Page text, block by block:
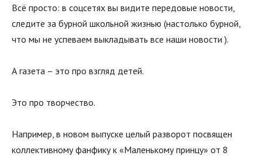
Всё просто: в соцсетях вы видите передовые новости,
следите за бурной школьной жизнью (настолько бурной,
что мы не успеваем выкладывать все наши новости ).
А газета – это про взгляд детей.
Это про творчество.
Например, в новом выпуске целый разворот посвящен
коллективному фанфику к «Маленькому принцу» от 8